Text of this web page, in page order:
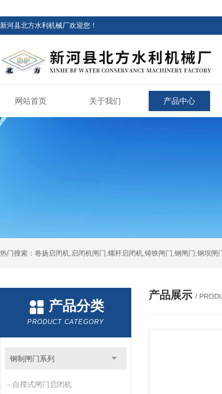
新河县北方水利机械厂欢迎您！
网站首页 关于我们 产品中心
热门搜索：卷扬启闭机,启闭机闸门,螺杆启闭机,铸铁闸门,钢闸门,钢坝
产品分类
PRODUCT CATEGORY
钢制闸门系列
自撑式闸门启闭机
产品展示 /